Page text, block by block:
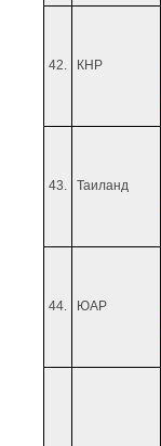
42. КНР
43. Таиланд
44. ЮАР